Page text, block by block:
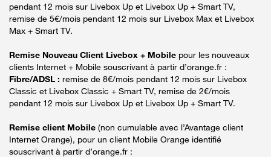
pendant 12 mois sur Livebox Up et Livebox Up + Smart TV,
remise de 5€/mois pendant 12 mois sur Livebox Max et Livebox
Max + Smart TV.
Remise Nouveau Client Livebox + Mobile pour les nouveaux
clients Internet + Mobile souscrivant à partir d’orange.fr :
Fibre/ADSL : remise de 8€/mois pendant 12 mois sur Livebox
Classic et Livebox Classic + Smart TV, remise de 2€/mois
pendant 12 mois sur Livebox Up et Livebox Up + Smart TV.
Remise client Mobile (non cumulable avec l’Avantage client
Internet Orange), pour un client Mobile Orange identifié
souscrivant à partir d’orange.fr :